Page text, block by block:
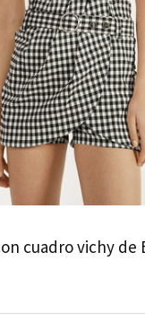
cuadro vichy de